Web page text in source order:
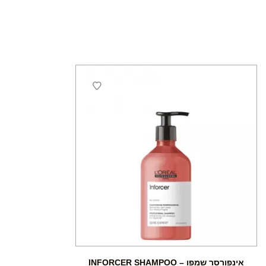
אינפורסר שמפו – INFORCER SHAMPOO